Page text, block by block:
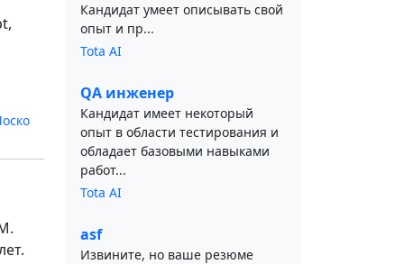
Кандидат умеет описывать свой
опыт и пр...
Tota AI
QA инженер
Кандидат имеет некоторый
опыт в области тестирования и
обладает базовыми навыками
работ...
Tota AI
asf
Извините, но ваше резюме